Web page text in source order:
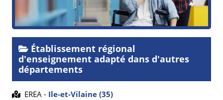
Établissement régional
d'enseignement adapté dans d'autres
départements
EREA - Ile-et-Vilaine (35)